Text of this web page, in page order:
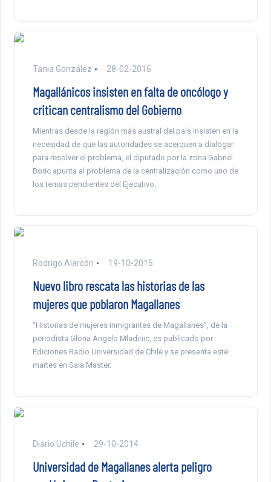
Tania González 28-02-2016
Magallánicos insisten en falta de oncólogo y
critican centralismo del Gobierno
Mientras desde la región más austral del país insisten en la
necesidad de que las autoridades se acerquen a dialogar
para resolver el problema, el diputado por la zona Gabriel
Boric apunta al problema de la centralización como uno de
los temas pendientes del Ejecutivo.
Rodrigo Alarcón 19-10-2015
Nuevo libro rescata las historias de las
mujeres que poblaron Magallanes
“Historias de mujeres inmigrantes de Magallanes”, de la
periodista Gloria Angelo Mladinic, es publicado por
Ediciones Radio Universidad de Chile y se presenta este
martes en Sala Master.
Diario Uchile 29-10-2014
Universidad de Magallanes alerta peligro